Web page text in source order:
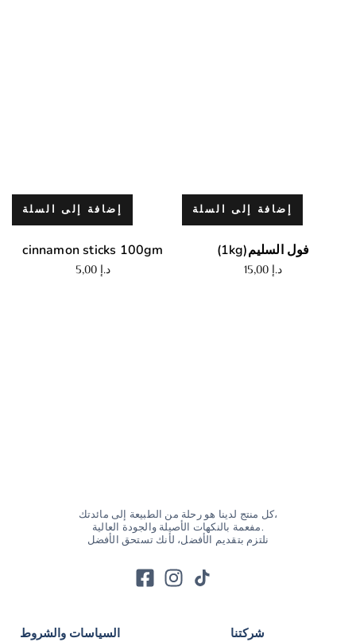
إضافة إلى السلة
cinnamon sticks 100gm
5,00د.إ
إضافة إلى السلة
(1kg)فول السليم
15,00د.إ
كل منتج لدينا هو رحلة من الطبيعة إلى مائدتك،
مفعمة بالنكهات الأصيلة والجودة العالية.
نلتزم بتقديم الأفضل، لأنك تستحق الأفضل
السياسات والشروط شركتنا